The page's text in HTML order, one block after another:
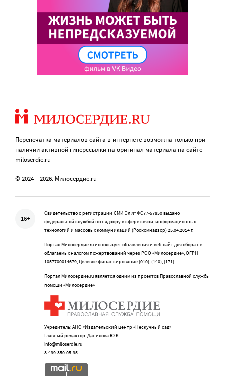
Перепечатка материалов сайта в интернете возможна только при
наличии активной гиперссылки на оригинал материала на сайте
miloserdie.ru
© 2024 – 2026. Милосердие.ru
16+
Свидетельство о регистрации СМИ Эл № ФС77-57850 выдано
федеральной службой по надзору в сфере связи, информационных
технологий и массовых коммуникаций (Роскомнадзор) 25.04.2014 г.
Портал Милосердие.ru использует объявления и веб-сайт для сбора не
облагаемых налогом пожертвований через РОО «Милосердие», ОГРН
1057700014679, Целевое финансирование (010), (140), (171)
Портал Милосердие.ru является одним из проектов Православной службы
помощи «Милосердие»
Учредитель: АНО «Издательский центр «Нескучный сад»
Главный редактор: Данилова Ю.К.
info@miloserdie.ru
8-499-350-05-95